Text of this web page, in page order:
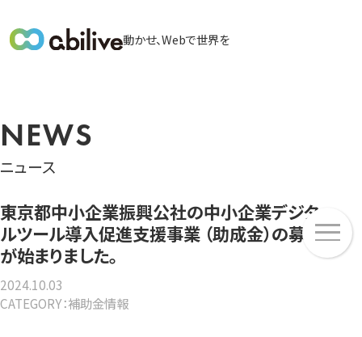
動かせ、Webで世界を
メ
ニ
ュ
ー
ニ
ュ
NEWS
ニュース
東京都中小企業振興公社の中小企業デジタ
ルツール導入促進支援事業 （助成金）の募集
が始まりました。
2024.10.03
CATEGORY：補助金情報